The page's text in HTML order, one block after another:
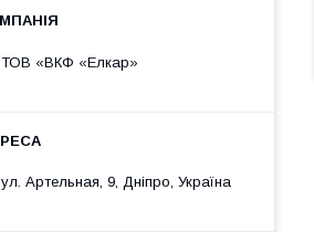
ТОВ «ВКФ «Елкар»
ул. Артельная, 9, Дніпро, Україна